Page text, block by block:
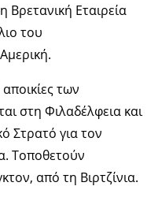
Βρετανική Εταιρεία
του
των
στη Φιλαδέλφεια και
Στρατό για τον
Τοποθετούν
από τη Βιρτζίνια.